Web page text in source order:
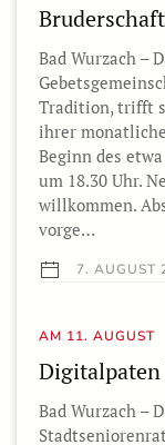
Bad Wurzach –
Tradition, trifft
ihrer
Beginn des
um 18.30 Uhr.
willkommen.
vorge…
7. AUGUST
AM 11. AUGUST
Bad Wurzach –